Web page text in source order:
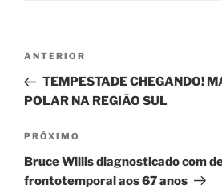
Navegação
Post
Post
anterior
ANTERIOR
TEMPESTADE CHEGANDO!
POLAR NA REGIÃO SUL
Próximo
post
PRÓXIMO
Bruce Willis diagnosticado com
frontotemporal aos 67 anos